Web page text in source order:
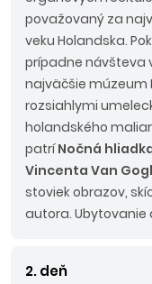
považovaný za
veku Holandska.
prípadne návšteva
najväčšie múzeum
rozsiahlymi
holandského
patríNočná
Vincenta Van
stoviek obrazov,
autora. Ubytovanie
2. deň